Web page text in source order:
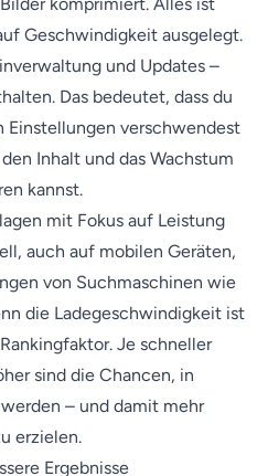
Geschwindigkeit ausgelegt.
und Updates –
Das bedeutet, dass du
verschwendest
Inhalt und das Wachstum
kannst.
mit Fokus auf Leistung
auch auf mobilen Geräten,
von Suchmaschinen wie
die Ladegeschwindigkeit ist
Je schneller
sind die Chancen, in
– und damit mehr
erzielen.
Ergebnisse